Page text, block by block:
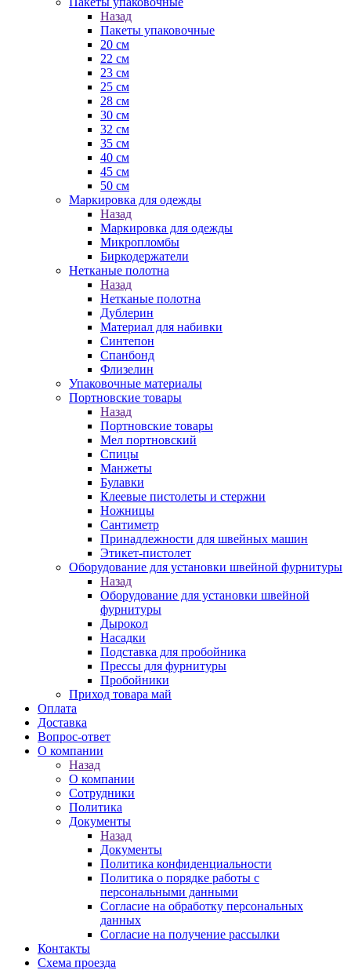
Назад
Пакеты упаковочные
20 см
22 см
23 см
25 см
28 см
30 см
32 см
35 см
40 см
45 см
50 см
Маркировка для одежды
Назад
Маркировка для одежды
Микропломбы
Биркодержатели
Нетканые полотна
Назад
Нетканые полотна
Дублерин
Материал для набивки
Синтепон
Спанбонд
Флизелин
Упаковочные материалы
Портновские товары
Назад
Портновские товары
Мел портновский
Спицы
Манжеты
Булавки
Клеевые пистолеты и стержни
Ножницы
Сантиметр
Принадлежности для швейных машин
Этикет-пистолет
Оборудование для установки швейной фурнитуры
Назад
Оборудование для установки швейной
фурнитуры
Дырокол
Насадки
Подставка для пробойника
Прессы для фурнитуры
Пробойники
Приход товара май
Оплата
Доставка
Вопрос-ответ
О компании
Назад
О компании
Сотрудники
Политика
Документы
Назад
Документы
Политика конфиденциальности
Политика о порядке работы с
персональными данными
Согласие на обработку персональных
данных
Согласие на получение рассылки
Контакты
Схема проезда